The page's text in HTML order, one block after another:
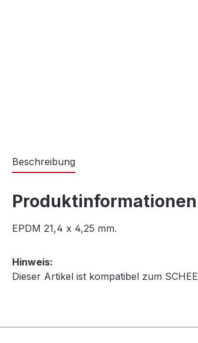
Beschreibung
EPDM 21,4 x 4,25 mm.
Hinweis:
Dieser Artikel ist kompatibel zum